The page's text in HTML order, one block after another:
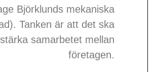
Björklunds mekaniska
Tanken är att det ska
samarbetet mellan
företagen.